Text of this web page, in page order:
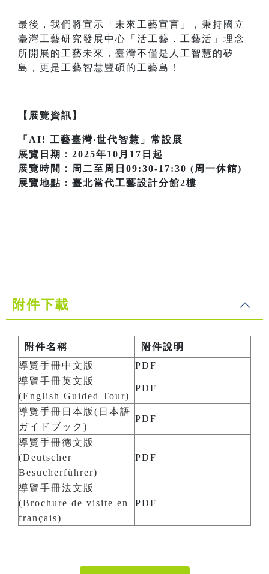
最後，我們將宣示「未來工藝宣言」，秉持國立
臺灣工藝研究發展中心「活工藝．工藝活」理念
所開展的工藝未來，臺灣不僅是人工智慧的矽
島，更是工藝智慧豐碩的工藝島！
【展覽資訊】
「AI! 工藝臺灣‧世代智慧」常設展
展覽日期：2025年10月17日起
展覽時間：周二至周日09:30-17:30 (周一休館)
展覽地點：臺北當代工藝設計分館2樓
附件下載
附件名稱
附件說明
導覽手冊中文版
PDF
導覽手冊英文版
(English Guided Tour)
PDF
導覽手冊日本版(日本語
ガイドブック)
PDF
導覽手冊德文版
(Deutscher
Besucherführer)
PDF
導覽手冊法文版
(Brochure de visite en
français)
PDF